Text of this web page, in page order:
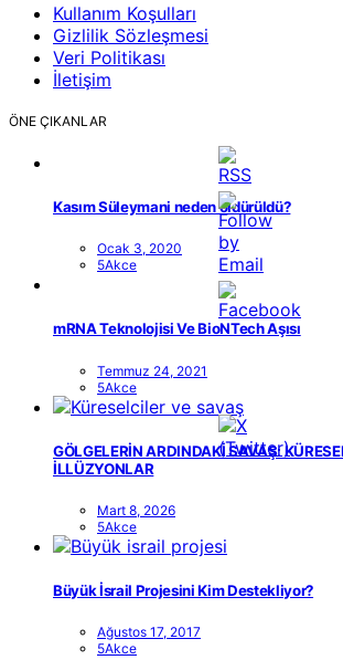
Kullanım Koşulları
Gizlilik Sözleşmesi
Veri Politikası
İletişim
ÖNE ÇIKANLAR
Kasım Süleymani neden öldürüldü?
Ocak 3, 2020
5Akce
mRNA Teknolojisi Ve BioNTech Aşısı
Temmuz 24, 2021
5Akce
GÖLGELERİN ARDINDAKİ SAVAŞ:
İLLÜZYONLAR
Mart 8, 2026
5Akce
Büyük İsrail Projesini Kim Destekliyor?
Ağustos 17, 2017
5Akce